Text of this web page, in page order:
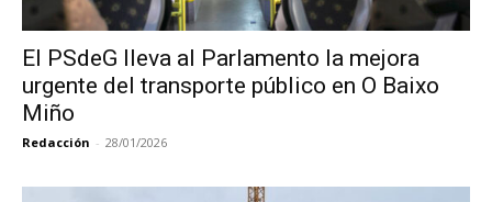
El PSdeG lleva al Parlamento la mejora
urgente del transporte público en O Baixo
Miño
Redacción - 28/01/2026